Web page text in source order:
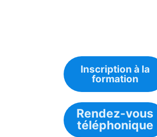
Inscription à la
formation
Rendez-vous
téléphonique